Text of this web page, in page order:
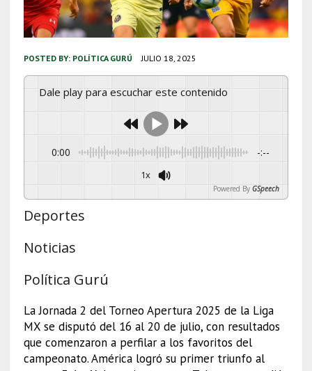
POSTED BY: POLÍTICA GURÚ JULIO 18, 2025
Dale play para escuchar este contenido
0:00 -:--
1x
Powered By GSpeech
Deportes
Noticias
Política Gurú
La Jornada 2 del Torneo Apertura 2025 de la Liga
MX se disputó del 16 al 20 de julio, con resultados
que comenzaron a perfilar a los favoritos del
campeonato. América logró su primer triunfo al